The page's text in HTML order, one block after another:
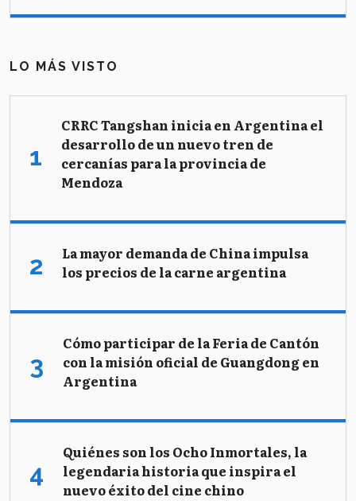
LO MÁS VISTO
CRRC Tangshan inicia en Argentina el
desarrollo de un nuevo tren de
cercanías para la provincia de
Mendoza
La mayor demanda de China impulsa
los precios de la carne argentina
Cómo participar de la Feria de Cantón
con la misión oficial de Guangdong en
Argentina
Quiénes son los Ocho Inmortales, la
legendaria historia que inspira el
nuevo éxito del cine chino